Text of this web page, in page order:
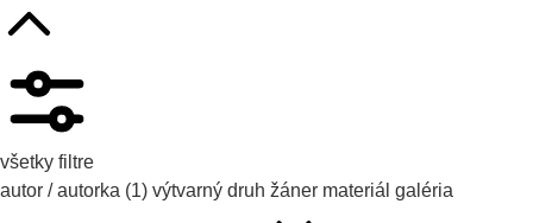
všetky filtre
autor / autorka (1) výtvarný druh žáner materiál galéria